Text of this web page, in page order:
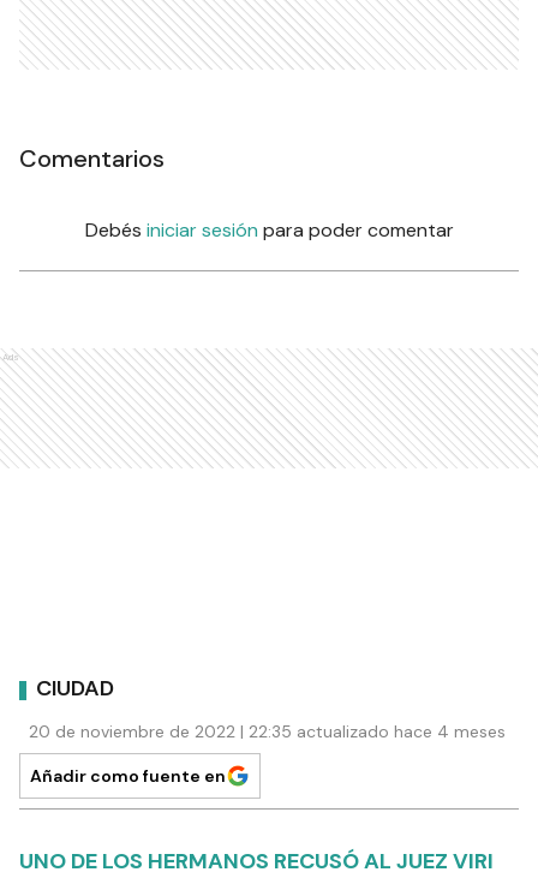
Comentarios
Debés iniciar sesión para poder comentar
Ads
CIUDAD
20 de noviembre de 2022 | 22:35 actualizado hace 4 meses
Añadir como fuente en
UNO DE LOS HERMANOS RECUSÓ AL JUEZ VIRI